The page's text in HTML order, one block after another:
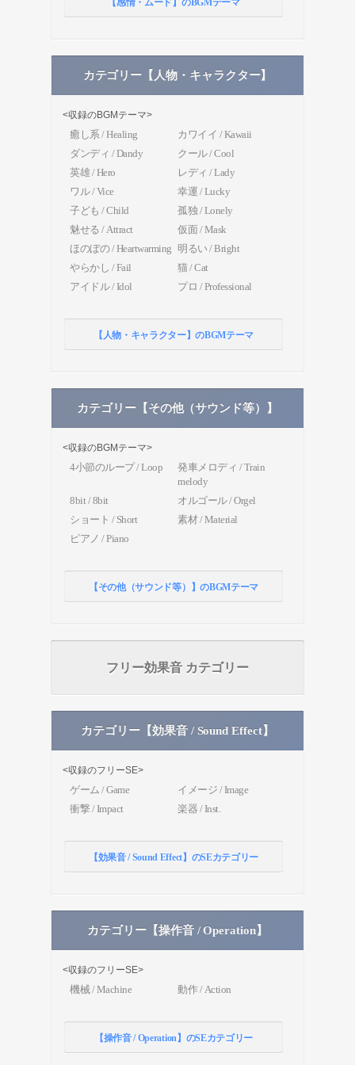
【感情・ムード】のBGMテーマ
カテゴリー【人物・キャラクター】
<収録のBGMテーマ>
癒し系 / Healing
カワイイ / Kawaii
ダンディ / Dandy
クール / Cool
英雄 / Hero
レディ / Lady
ワル / Vice
幸運 / Lucky
子ども / Child
孤独 / Lonely
魅せる / Attract
仮面 / Mask
ほのぼの / Heartwarming 明るい / Bright
やらかし / Fail
猫 / Cat
アイドル / Idol
プロ / Professional
【人物・キャラクター】のBGMテーマ
カテゴリー【その他（サウンド等）】
<収録のBGMテーマ>
4小節のループ / Loop
発車メロディ / Train
melody
8bit / 8bit
オルゴール / Orgel
ショート / Short
素材 / Material
ピアノ / Piano
【その他（サウンド等）】のBGMテーマ
フリー効果音 カテゴリー
カテゴリー【効果音 / Sound Effect】
<収録のフリーSE>
ゲーム / Game
イメージ / Image
衝撃 / Impact
楽器 / Inst.
【効果音 / Sound Effect】のSEカテゴリー
カテゴリー【操作音 / Operation】
<収録のフリーSE>
機械 / Machine 動作 / Action
【操作音 / Operation】のSEカテゴリー